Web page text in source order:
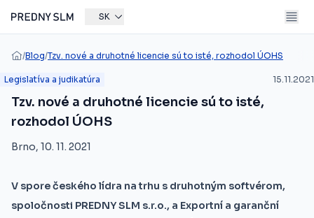
SK
/Blog/Tzv. nové a druhotné licencie sú to isté, rozhodol ÚOHS
Legislatíva a judikatúra 15.11.2021
Tzv. nové a druhotné licencie sú to isté,
rozhodol ÚOHS
Brno, 10. 11. 2021
V spore českého lídra na trhu s druhotným softvérom,
spoločnosti PREDNY SLM s.r.o., a Exportní a garanční